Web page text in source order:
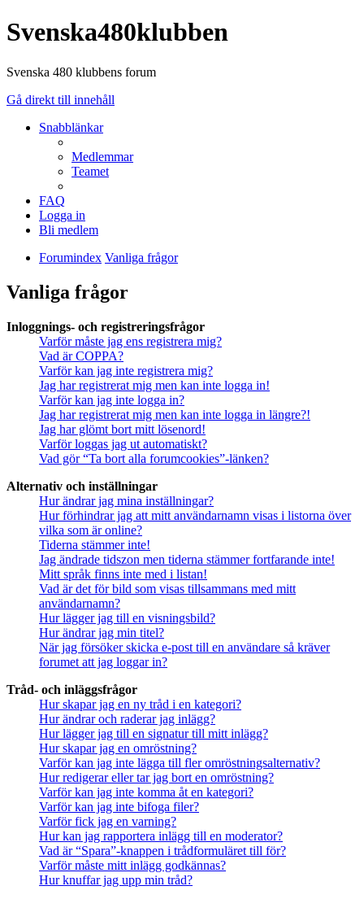
Svenska480klubben
Svenska 480 klubbens forum
Gå direkt till innehåll
Snabblänkar
Medlemmar
Teamet
FAQ
Logga in
Bli medlem
Forumindex Vanliga frågor
Vanliga frågor
Inloggnings- och registreringsfrågor
Varför måste jag ens registrera mig?
Vad är COPPA?
Varför kan jag inte registrera mig?
Jag har registrerat mig men kan inte logga in!
Varför kan jag inte logga in?
Jag har registrerat mig men kan inte logga in längre?!
Jag har glömt bort mitt lösenord!
Varför loggas jag ut automatiskt?
Vad gör “Ta bort alla forumcookies”-länken?
Alternativ och inställningar
Hur ändrar jag mina inställningar?
Hur förhindrar jag att mitt användarnamn visas i listorna över
vilka som är online?
Tiderna stämmer inte!
Jag ändrade tidszon men tiderna stämmer fortfarande inte!
Mitt språk finns inte med i listan!
Vad är det för bild som visas tillsammans med mitt
användarnamn?
Hur lägger jag till en visningsbild?
Hur ändrar jag min titel?
När jag försöker skicka e-post till en användare så kräver
forumet att jag loggar in?
Tråd- och inläggsfrågor
Hur skapar jag en ny tråd i en kategori?
Hur ändrar och raderar jag inlägg?
Hur lägger jag till en signatur till mitt inlägg?
Hur skapar jag en omröstning?
Varför kan jag inte lägga till fler omröstningsalternativ?
Hur redigerar eller tar jag bort en omröstning?
Varför kan jag inte komma åt en kategori?
Varför kan jag inte bifoga filer?
Varför fick jag en varning?
Hur kan jag rapportera inlägg till en moderator?
Vad är “Spara”-knappen i trådformuläret till för?
Varför måste mitt inlägg godkännas?
Hur knuffar jag upp min tråd?